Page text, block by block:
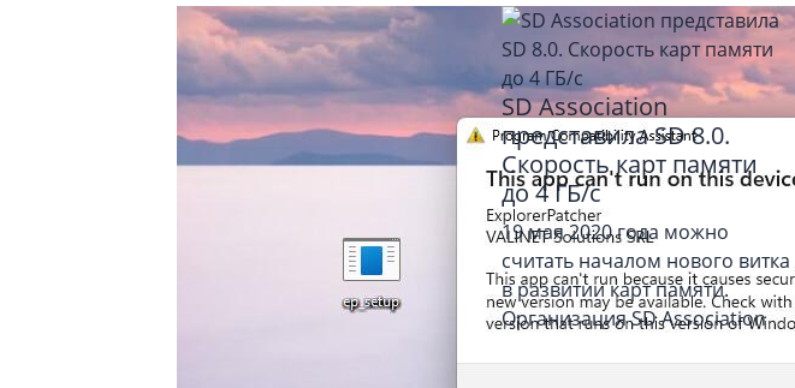
SD Association
представила SD 8.0.
Скорость карт памяти
до 4 ГБ/c
19 мая 2020 года можно
считать началом нового витка
в развитии карт памяти.
Организация SD Association